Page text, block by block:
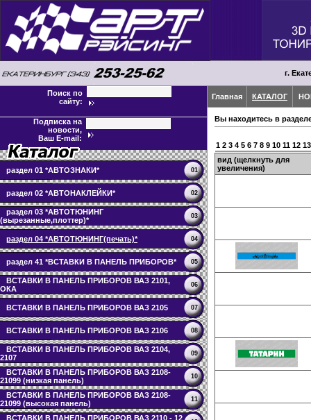
г.
Поиск по
сайту:
Подписка на
новости,
Ваш E-mail:
раздел 01 *АВТОЗНАКИ* 01
раздел 02 *АВТОНАКЛЕЙКИ* 02
раздел 03 *АВТОТЮНИНГ
(вырезанные,плоттер)*
03
раздел 04 *АВТОТЮНИНГ(печать)* 04
раздел 41 *ВСТАВКИ В ПАНЕЛЬ ПРИБОРОВ* 05
ВСТАВКИ В ПАНЕЛЬ ПРИБОРОВ ВАЗ 2101,
ОКА
06
ВСТАВКИ В ПАНЕЛЬ ПРИБОРОВ ВАЗ 2105 07
ВСТАВКИ В ПАНЕЛЬ ПРИБОРОВ ВАЗ 2106 08
ВСТАВКИ В ПАНЕЛЬ ПРИБОРОВ ВАЗ 2104,
2107
09
ВСТАВКИ В ПАНЕЛЬ ПРИБОРОВ ВАЗ 2108-
21099 (низкая панель)
10
ВСТАВКИ В ПАНЕЛЬ ПРИБОРОВ ВАЗ 2108-
21099 (высокая панель)
11
ВСТАВКИ В ПАНЕЛЬ ПРИБОРОВ ВАЗ 2110 - 12
Главная КАТАЛОГ
Вы находитесь в
1 2 3 4 5 6 7 8 9 10 11 12 13
вид (щелкнуть для
увеличения)